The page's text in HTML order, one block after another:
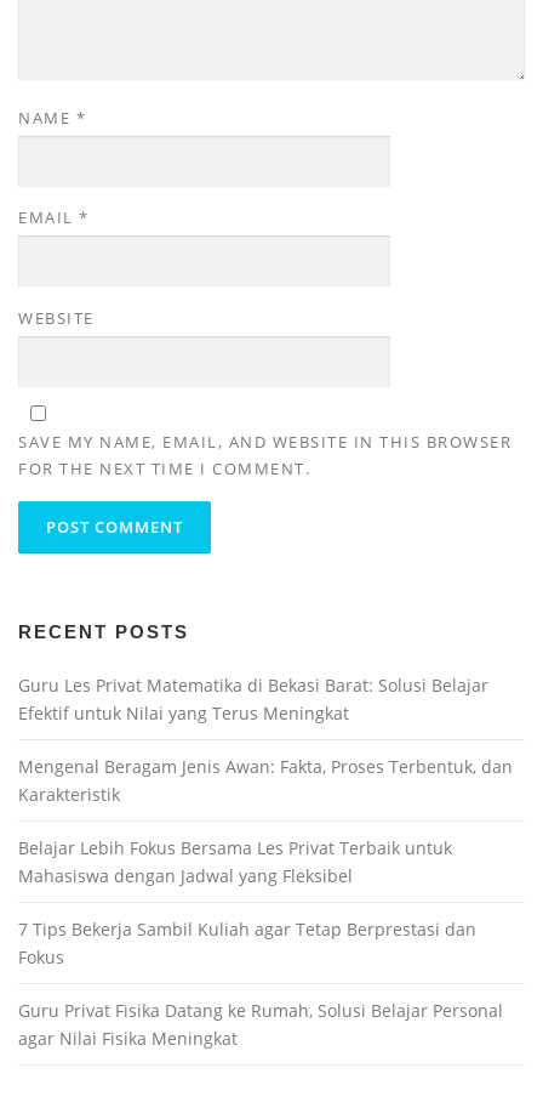
NAME *
EMAIL *
WEBSITE
SAVE MY NAME, EMAIL, AND WEBSITE IN THIS BROWSER
FOR THE NEXT TIME I COMMENT.
RECENT POSTS
Guru Les Privat Matematika di Bekasi Barat: Solusi Belajar
Efektif untuk Nilai yang Terus Meningkat
Mengenal Beragam Jenis Awan: Fakta, Proses Terbentuk, dan
Karakteristik
Belajar Lebih Fokus Bersama Les Privat Terbaik untuk
Mahasiswa dengan Jadwal yang Fleksibel
7 Tips Bekerja Sambil Kuliah agar Tetap Berprestasi dan
Fokus
Guru Privat Fisika Datang ke Rumah, Solusi Belajar Personal
agar Nilai Fisika Meningkat